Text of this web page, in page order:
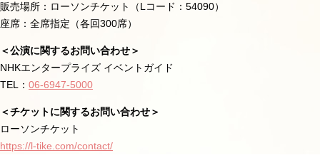
販売場所：ローソンチケット（L コード： 54090）
座席：全席指定（各回300席）
＜公演に関するお問い合わせ＞
NHKエンタープライズ イベントガイド
TEL： 06-6947-5000
＜チケットに関するお問い合わせ＞
ローソンチケット
https://l-tike.com/contact/